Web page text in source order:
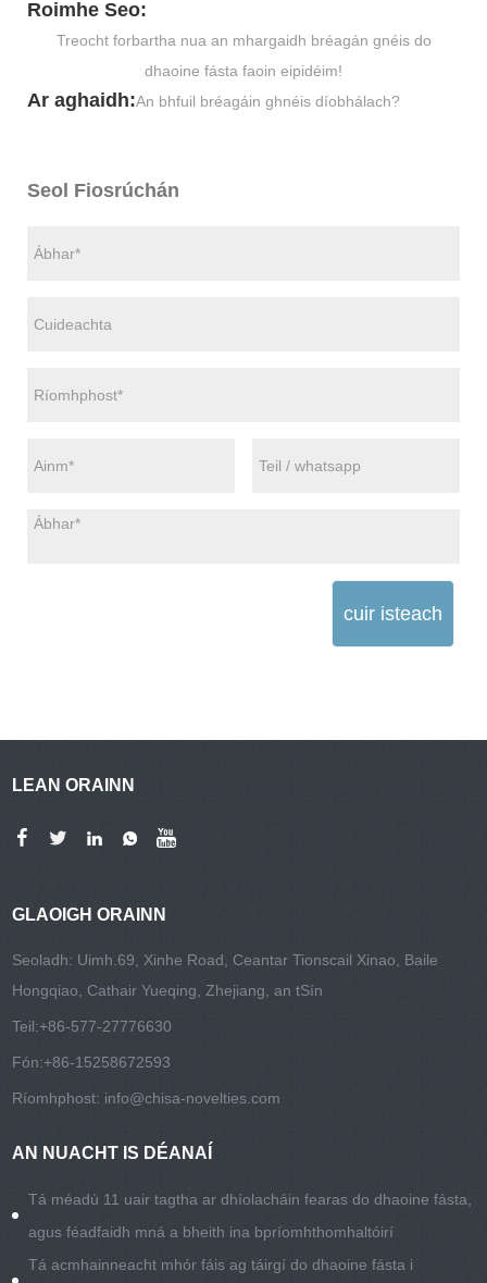
Roimhe Seo:
Treocht forbartha nua an mhargaidh bréagán gnéis do
dhaoine fásta faoin eipidéim!
Ar aghaidh:An bhfuil bréagáin ghnéis díobhálach?
Seol Fiosrúchán
cuir isteach
LEAN ORAINN
GLAOIGH ORAINN
Seoladh: Uimh.69, Xinhe Road, Ceantar Tionscail Xinao, Baile
Hongqiao, Cathair Yueqing, Zhejiang, an tSín
Teil:+86-577-27776630
Fón:+86-15258672593
Ríomhphost: info@chisa-novelties.com
AN NUACHT IS DÉANAÍ
Tá méadú 11 uair tagtha ar dhíolacháin fearas do dhaoine fásta,
agus féadfaidh mná a bheith ina bpríomhthomhaltóirí
Tá acmhainneacht mhór fáis ag táirgí do dhaoine fásta i